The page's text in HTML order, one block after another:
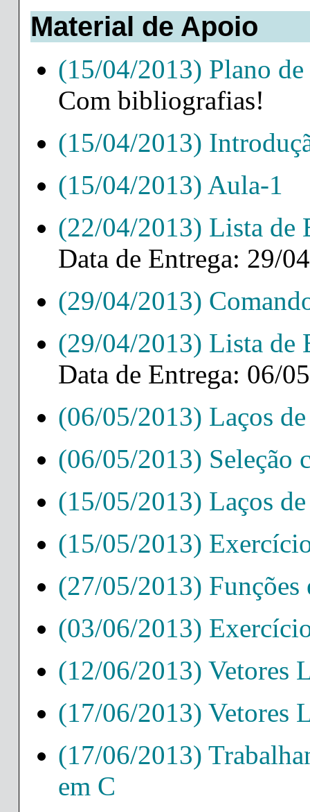
Material de Apoio
(15/04/2013) Plano
Com bibliografias!
(15/04/2013)
(15/04/2013) Aula-1
(22/04/2013) Lista de
Data de Entrega: 29/
(29/04/2013)
(29/04/2013) Lista de
Data de Entrega: 06/
(06/05/2013) Laços
(06/05/2013) Seleção
(15/05/2013) Laços
(15/05/2013)
(27/05/2013) Funções
(03/06/2013)
(12/06/2013) Vetores
(17/06/2013) Vetores
(17/06/2013)
em C